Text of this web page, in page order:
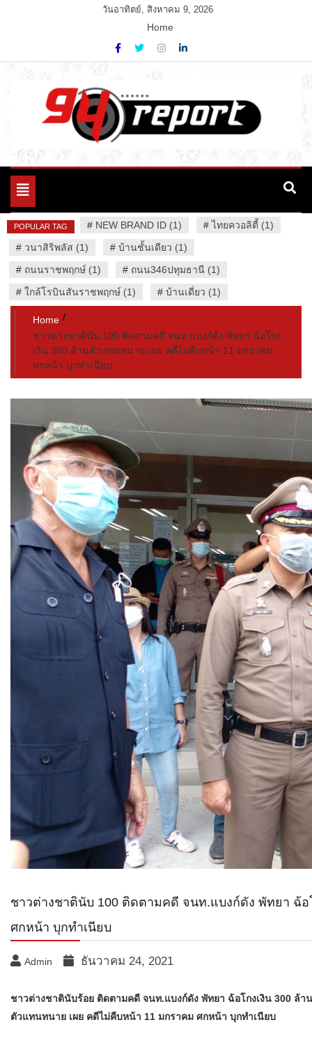
วันอาทิตย์, สิงหาคม 9, 2026
Home
94 Report.com
Variety News
Toggle
POPULAR TAG # NEW BRAND ID (1) #ไทยควอลิตี้ (1)
# วนาสิริพลัส (1) # บ้านชั้นเดียว (1)
# ถนนราชพฤกษ์ (1) # ถนน346ปทุมธานี (1)
# ใกล้โรบินสันราชพฤกษ์ (1) # บ้านเดี่ยว (1)
Home
ชาวต่างชาติ​นับ 100 ติดตามคดี จนท.แบงก์ดัง พัทยา ฉ้อโกง
เงิน 300 ล้านตัวแทนทนาย เผย คดีไม่คืบหน้า 11 มกราคม
ศกหน้า บุกทำเนียบ
ชาวต่างชาติ​นับ 100 ติดตามคดี จนท.แบงก์ดัง พัทยา ฉ้
ศกหน้า บุกทำเนียบ
Admin ธันวาคม 24, 2021
ชาวต่างชาติ​นับร้อย ติดตามคดี จนท.แบงก์ดัง พัทยา ฉ้อโกงเงิน 300 ล้าน
ตัวแทนทนาย เผย คดีไม่คืบหน้า 11 มกราคม ศกหน้า บุกทำเนียบ